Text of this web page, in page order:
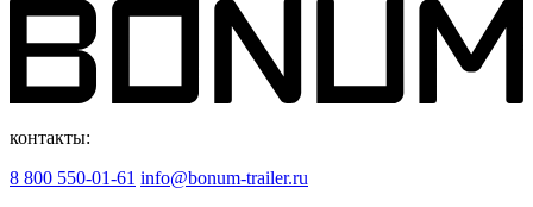
контакты:
8 800 550-01-61 info@bonum-trailer.ru